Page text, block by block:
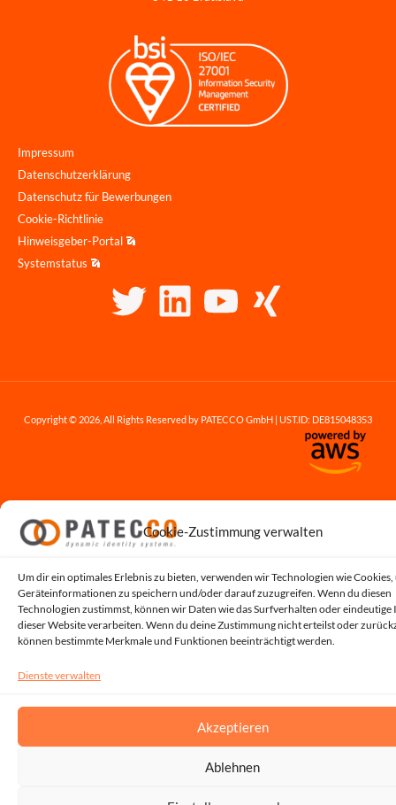
Cookie-Zustimmung verwalten
Um dir ein optimales Erlebnis zu bieten, verwenden wir Technologien wie Cookies,
Geräteinformationen zu speichern und/oder darauf zuzugreifen. Wenn du diesen
Technologien zustimmst, können wir Daten wie das Surfverhalten oder eindeutige
dieser Website verarbeiten. Wenn du deine Zustimmung nicht erteilst oder
können bestimmte Merkmale und Funktionen beeinträchtigt werden.
Dienste verwalten
Akzeptieren
Ablehnen
Impressum
Datenschutzerklärung
Datenschutz für Bewerbungen
Cookie-Richtlinie
Hinweisgeber-Portal
Systemstatus
Copyright © 2026, All Rights Reserved by PATECCO GmbH | UST.ID: DE815048353